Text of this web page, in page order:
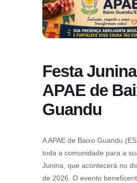
Festa
APAE de
Guandu
A APAE de Baixo Guandu
toda a comunidade para a
Junina, que acontecerá no
de 2026. O evento